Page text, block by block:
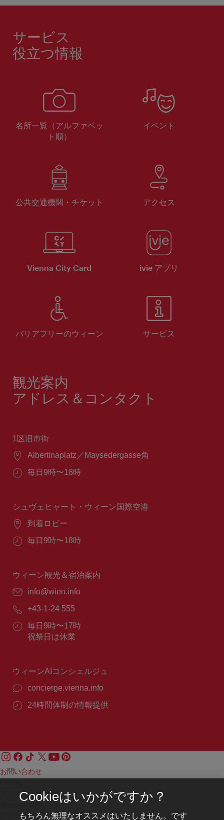
サービス
役立つ情報
名所一覧（アルファベッ
ト順）
イベント
公共交通機関・チケット アクセス
Vienna City Card ivie アプリ
バリアフリーのウィーン サービス
観光案内
アドレス＆コンタクト
1区旧市街
場
Albertinaplatz／Maysedergasse角
営
間：
毎日9時〜18時
シュヴェヒャート・ウィーン国際空港
場
到着ロビー
営
間：
毎日9時〜18時
ウィーン観光＆宿泊案内
E
ー
ル：
info@wien.info
電
番
号：
+43-1-24 555
営
業
毎日9時〜17時
祝祭日は休業
ウィーンAIコンシェルジュ
concierge.vienna.info
24時間体制の情報提供
お問い合わせ
プライバシーポリシー
アクセシビリティ
Cookieはいかがですか？
もちろん無理なオススメはいたしません。です